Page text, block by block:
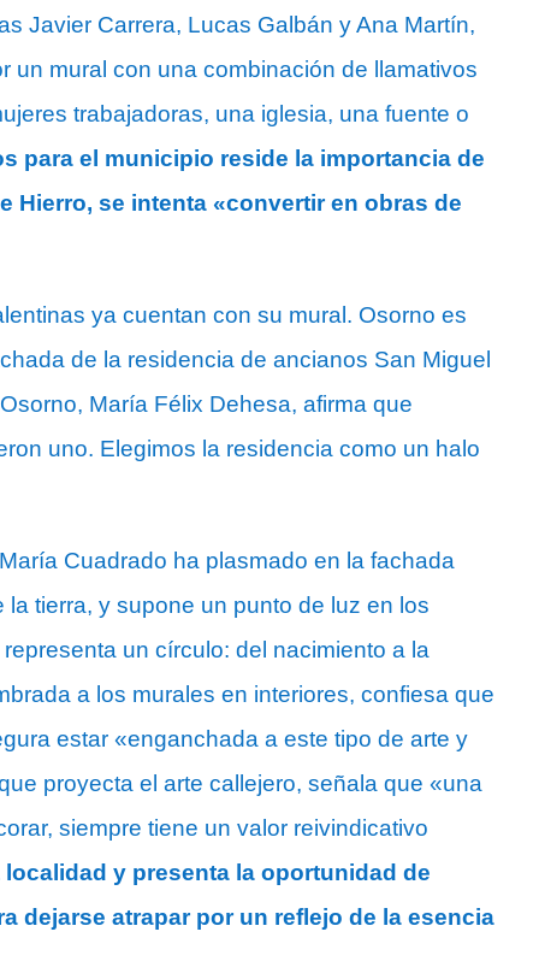
Javier Carrera, Lucas Galbán y Ana Martín,
un mural con una combinación de llamativos
trabajadoras, una iglesia, una fuente o
para el municipio reside la importancia de
Hierro, se intenta «convertir en obras de
ya cuentan con su mural. Osorno es
de la residencia de ancianos San Miguel
María Félix Dehesa, afirma que
uno. Elegimos la residencia como un halo
Cuadrado ha plasmado en la fachada
tierra, y supone un punto de luz en los
un círculo: del nacimiento a la
a los murales en interiores, confiesa que
estar «enganchada a este tipo de arte y
proyecta el arte callejero, señala que «una
siempre tiene un valor reivindicativo
y presenta la oportunidad de
dejarse atrapar por un reflejo de la esencia